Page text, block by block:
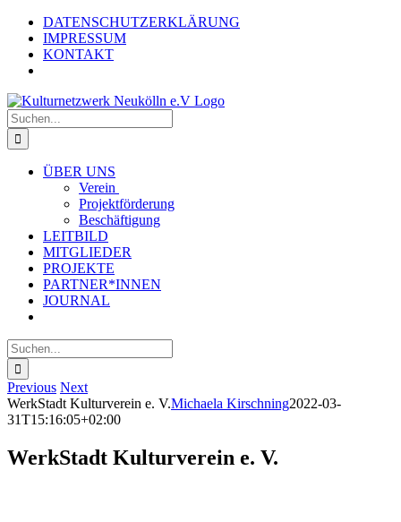
Zum
Inhalt
springen
Instagram
FacebookDATENSCHUTZERKLÄRUNG
IMPRESSUM
KONTAKT
Suche
nach:
ÜBER UNS
Verein
Projektförderung
Beschäftigung
LEITBILD
MITGLIEDER
PROJEKTE
PARTNER*INNEN
JOURNAL
Suche
nach:
Previous Next
WerkStadt Kulturverein e. V.Michaela Kirschning2022-03-
31T15:16:05+02:00
WerkStadt Kulturverein e. V.